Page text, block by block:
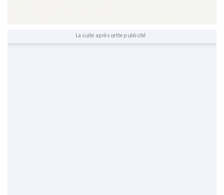
La suite après cette publicité